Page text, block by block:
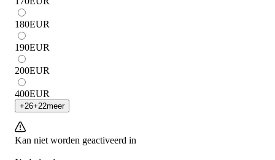
180EUR
190EUR
200EUR
400EUR
+26+22meer
Kan niet worden geactiveerd in